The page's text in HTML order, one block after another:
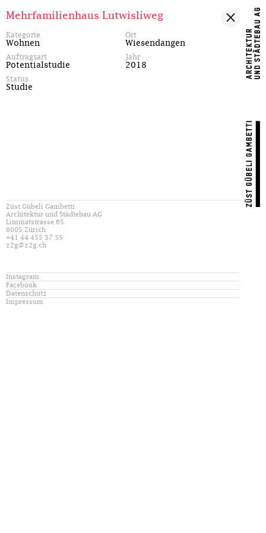
Mehrfamilienhaus Lutwisliweg
Kategorie
Wohnen
Ort
Wiesendangen
Auftragsart
Potentialstudie
Jahr
2018
Status
Studie
Züst Gübeli Gambetti
Architektur und Städtebau AG
Limmatstrasse 65
8005 Zürich
+41 44 455 37 55
z2g@z2g.ch
Instagram
Facebook
Datenschutz
Impressum